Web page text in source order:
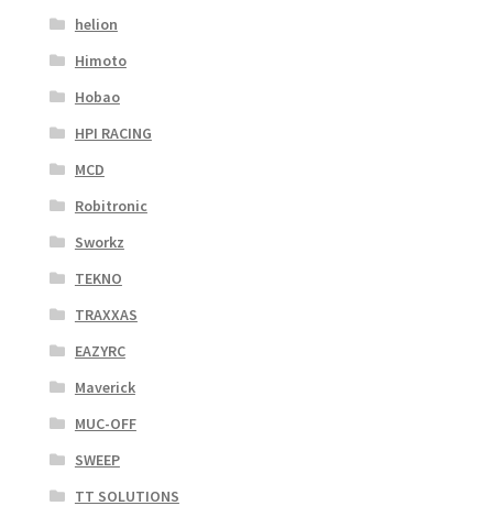
helion
Himoto
Hobao
HPI RACING
MCD
Robitronic
Sworkz
TEKNO
TRAXXAS
EAZYRC
Maverick
MUC-OFF
SWEEP
TT SOLUTIONS